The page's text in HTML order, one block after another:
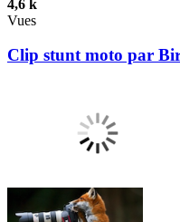
4,6 k
Vues
Clip stunt moto par